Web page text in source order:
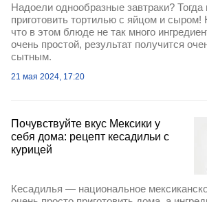
Надоели однообразные завтраки?
приготовить тортилью с яйцом и сыром!
что в этом блюде не так много
очень простой, результат получится
сытным.
21 мая 2024, 17:20
Почувствуйте вкус Мексики у
себя дома: рецепт кесадильи с
курицей
Кесадилья — национальное